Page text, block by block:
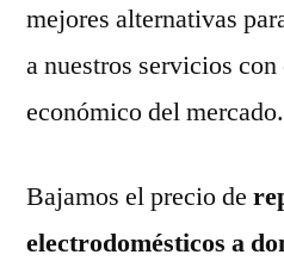
mejores alternativas
a nuestros servicios con
económico del mercado.
Bajamos el precio de
electrodomésticos a